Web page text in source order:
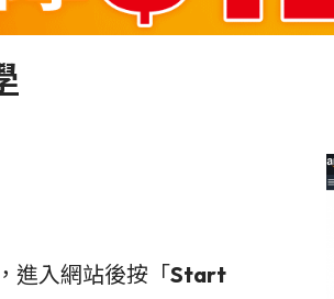
，進入網站後按「Start